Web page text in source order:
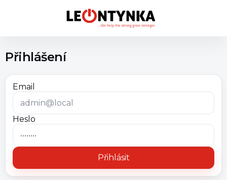
Přihlášení
Email
Heslo
Přihlásit